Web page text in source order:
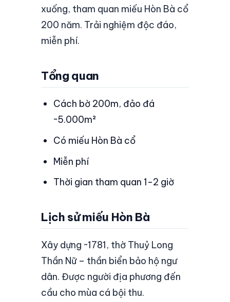
xuống, tham quan miếu Hòn Bà cổ
200 năm. Trải nghiệm độc đáo,
miễn phí.
Tổng quan
Cách bờ 200m, đảo đá
~5.000m²
Có miếu Hòn Bà cổ
Miễn phí
Thời gian tham quan 1-2 giờ
Lịch sử miếu Hòn Bà
Xây dựng ~1781, thờ Thuỷ Long
Thần Nữ – thần biển bảo hộ ngư
dân. Được người địa phương đến
cầu cho mùa cá bội thu.